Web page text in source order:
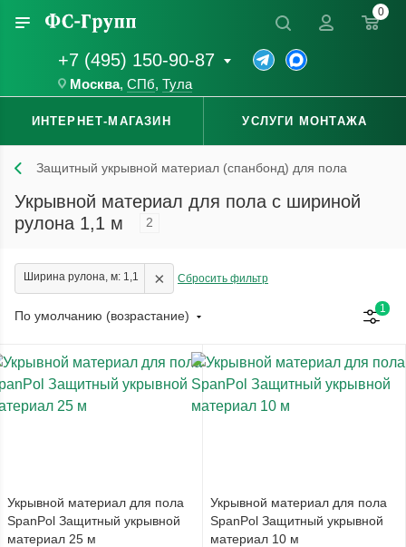
+7 (495) 150-90-87
Москва, СПб, Тула
0
ИНТЕРНЕТ-МАГАЗИН УСЛУГИ МОНТАЖА
Защитный укрывной материал (спанбонд) для пола
Укрывной материал для пола с шириной
рулона 1,1 м
2
Ширина рулона, м: 1,1 × Сбросить фильтр
По умолчанию (возрастание) 1
Укрывной материал для пола
SpanPol Защитный укрывной
материал 25 м
Укрывной материал для пола
SpanPol Защитный укрывной
материал 10 м